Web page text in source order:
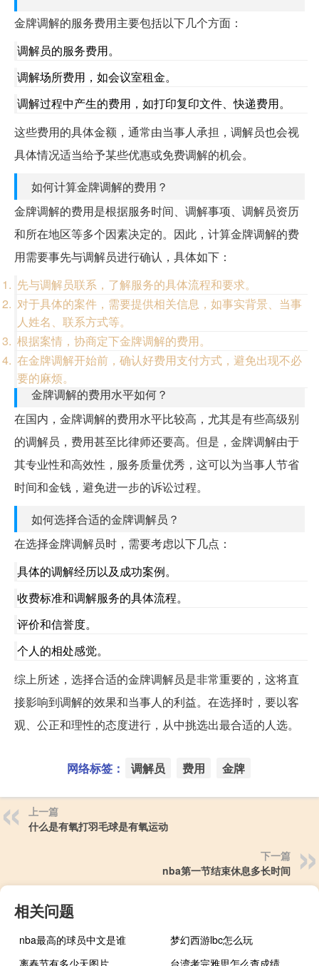
金牌调解的服务费用主要包括以下几个方面：
调解员的服务费用。
调解场所费用，如会议室租金。
调解过程中产生的费用，如打印复印文件、快递费用。
这些费用的具体金额，通常由当事人承担，调解员也会视
具体情况适当给予某些优惠或免费调解的机会。
如何计算金牌调解的费用？
金牌调解的费用是根据服务时间、调解事项、调解员资历
和所在地区等多个因素决定的。因此，计算金牌调解的费
用需要事先与调解员进行确认，具体如下：
先与调解员联系，了解服务的具体流程和要求。
对于具体的案件，需要提供相关信息，如事实背景、当事
人姓名、联系方式等。
根据案情，协商定下金牌调解的费用。
在金牌调解开始前，确认好费用支付方式，避免出现不必
要的麻烦。
金牌调解的费用水平如何？
在国内，金牌调解的费用水平比较高，尤其是有些高级别
的调解员，费用甚至比律师还要高。但是，金牌调解由于
其专业性和高效性，服务质量优秀，这可以为当事人节省
时间和金钱，避免进一步的诉讼过程。
如何选择合适的金牌调解员？
在选择金牌调解员时，需要考虑以下几点：
具体的调解经历以及成功案例。
收费标准和调解服务的具体流程。
评价和信誉度。
个人的相处感觉。
综上所述，选择合适的金牌调解员是非常重要的，这将直
接影响到调解的效果和当事人的利益。在选择时，要以客
观、公正和理性的态度进行，从中挑选出最合适的人选。
网络标签： 调解员 费用 金牌
上一篇
什么是有氧打羽毛球是有氧运动
下一篇
nba第一节结束休息多长时间
相关问题
nba最高的球员中文是谁
梦幻西游lbc怎么玩
离春节有多少天图片
台湾考完雅思怎么查成绩